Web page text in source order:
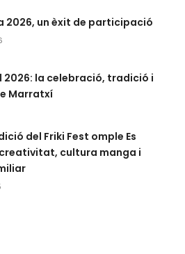
2026, un èxit de participació
2026: la celebració, tradició i
Marratxí
del Friki Fest omple Es
cultura manga i